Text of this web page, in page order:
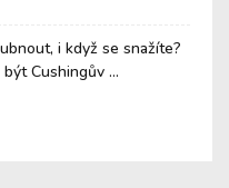
i když se snažíte?
Cushingův ...